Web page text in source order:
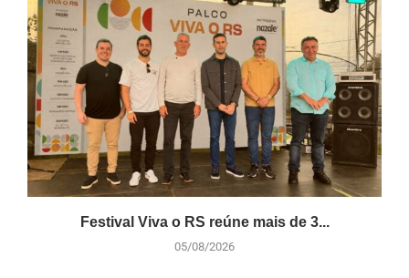
Festival Viva o RS reúne mais de 3...
05/08/2026